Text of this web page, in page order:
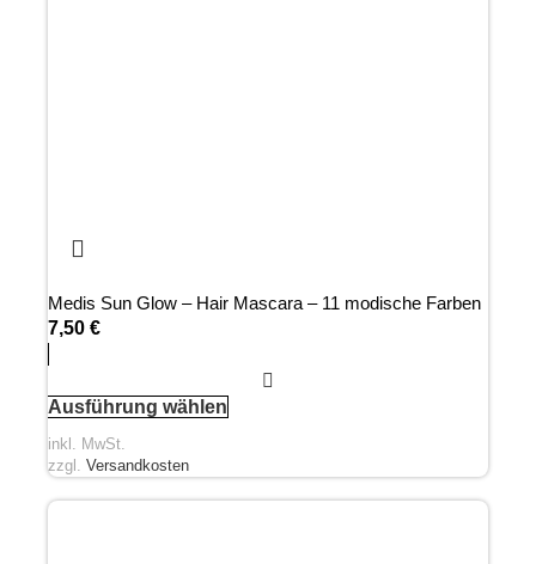
Medis Sun Glow – Hair Mascara – 11 modische Farben
7,50 €
Ausführung wählen
inkl. MwSt.
zzgl. Versandkosten